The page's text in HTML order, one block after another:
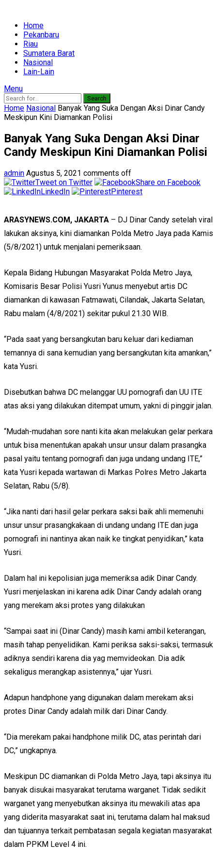
Home
Pekanbaru
Riau
Sumatera Barat
Nasional
Lain-Lain
Menu
Search
Home Nasional Banyak Yang Suka Dengan Aksi Dinar Candy
Meskipun Kini Diamankan Polisi
Banyak Yang Suka Dengan Aksi Dinar
Candy Meskipun Kini Diamankan Polisi
admin Agustus 5, 2021 comments off
Tweet on Twitter
Share on Facebook
LinkedIn
Pinterest
ARASYNEWS.COM, JAKARTA – DJ Dinar Candy setelah viral
lakukan aksinya, kini diamankan Polda Metro Jaya pada Kamis
(5/8/2021) untuk menjalani pemeriksaan.
Kepala Bidang Hubungan Masyarakat Polda Metro Jaya,
Komisaris Besar Polisi Yusri Yunus menyebut artis DC
diamankan di kawasan Fatmawati, Cilandak, Jakarta Selatan,
Rabu malam (4/8/2021) sekitar pukul 21.30 WIB.
“Pada saat yang bersangkutan baru keluar dari kediaman
temannya di sana kemudian yang bersangkutan kita amankan,”
kata Yusri.
Disebutkan bahwa DC melanggar UU pornografi dan UU ITE
atas aksi yang dilakukan ditempat umum, yakni di pinggir jalan.
“Mudah-mudahan sore nanti kita akan melakukan gelar perkara
untuk bisa menentukan apakah unsur unsur dalam prasangka
pasal yaitu tentang pornografi dan juga undang undang ITE,”
kata Yusri kepada wartawan di Markas Polres Metro Jakarta
Selatan, Rabu (5/8).
“Jika nanti dari hasil gelar perkara saksi baik ahli memenuhi
unsur unsur prasangkakaan di undang undang ITE dan juga
pornografi ini nantinya akan naik ke tingkat penyidikan,” kata
Yusri.
Dalam hal ini kepolisian juga memeriksa adik Dinar Candy.
Yusri menjelaskan ini karena adik Dinar Candy adalah orang
yang merekam aksi protes yang dilakukan
“Sampai saat ini (Dinar Candy) masih kami ambil keterangan,
masih tahap penyelidikan. Kami periksa saksi-saksi, termasuk
adiknya sendiri karena dia yag memvideokan. Dia adik
sekaligus merangkap asistennya,” ujar Yusri.
Adapun handphone yang digunakan dalam merekam aksi
protes Dinar Candy adalah milik dari Dinar Candy.
“Dia merekam pakai handphone milik DC, atas perintah dari
DC,” ungkapnya.
Meskipun DC diamankan di Polda Metro Jaya, tapi aksinya itu
banyak disukai masyarakat terutama warganet. Tidak sedikit
warganet yang menyebutkan aksinya itu mewakili atas apa
yang diderita masyarakat saat ini, terutama dalam hal maksud
dan tujuannya terkait pembatasan segala kegiatan masyarakat
dalam PPKM Level 4 ini.